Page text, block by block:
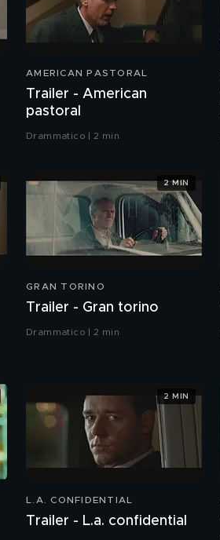
AMERICAN PASTORAL
Trailer - American
pastoral
Drammatico | 2 min
GRAN TORINO
Trailer - Gran torino
Drammatico | 2 min
2 MIN
L.A. CONFIDENTIAL
Trailer - L.a. confidential
2 MIN